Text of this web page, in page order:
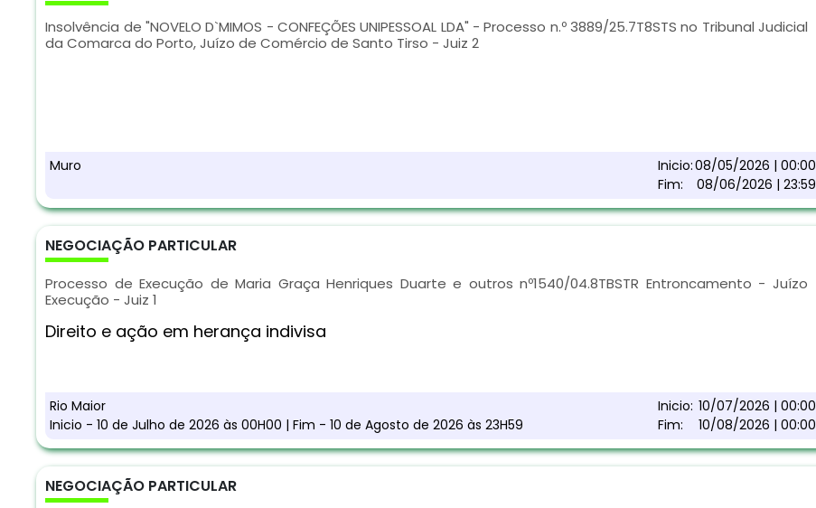
Insolvência de "NOVELO D`MIMOS - CONFEÇÕES UNIPESSOAL LDA" - Processo n.º 3889/25.7T8STS no Tribunal Judicial
da Comarca do Porto, Juízo de Comércio de Santo Tirso - Juiz 2
Muro Inicio:08/05/2026 | 00:00
Fim:
08/06/2026 | 23:59
NEGOCIAÇÃO PARTICULAR
Processo de Execução de Maria Graça Henriques Duarte e outros nº1540/04.8TBSTR Entroncamento - Juízo
Execução - Juiz 1
Direito e ação em herança indivisa
Rio Maior
Inicio - 10 de Julho de 2026 às 00H00 | Fim - 10 de Agosto de 2026 às 23H59
Inicio: 10/07/2026 | 00:00
Fim:
10/08/2026 | 00:00
NEGOCIAÇÃO PARTICULAR